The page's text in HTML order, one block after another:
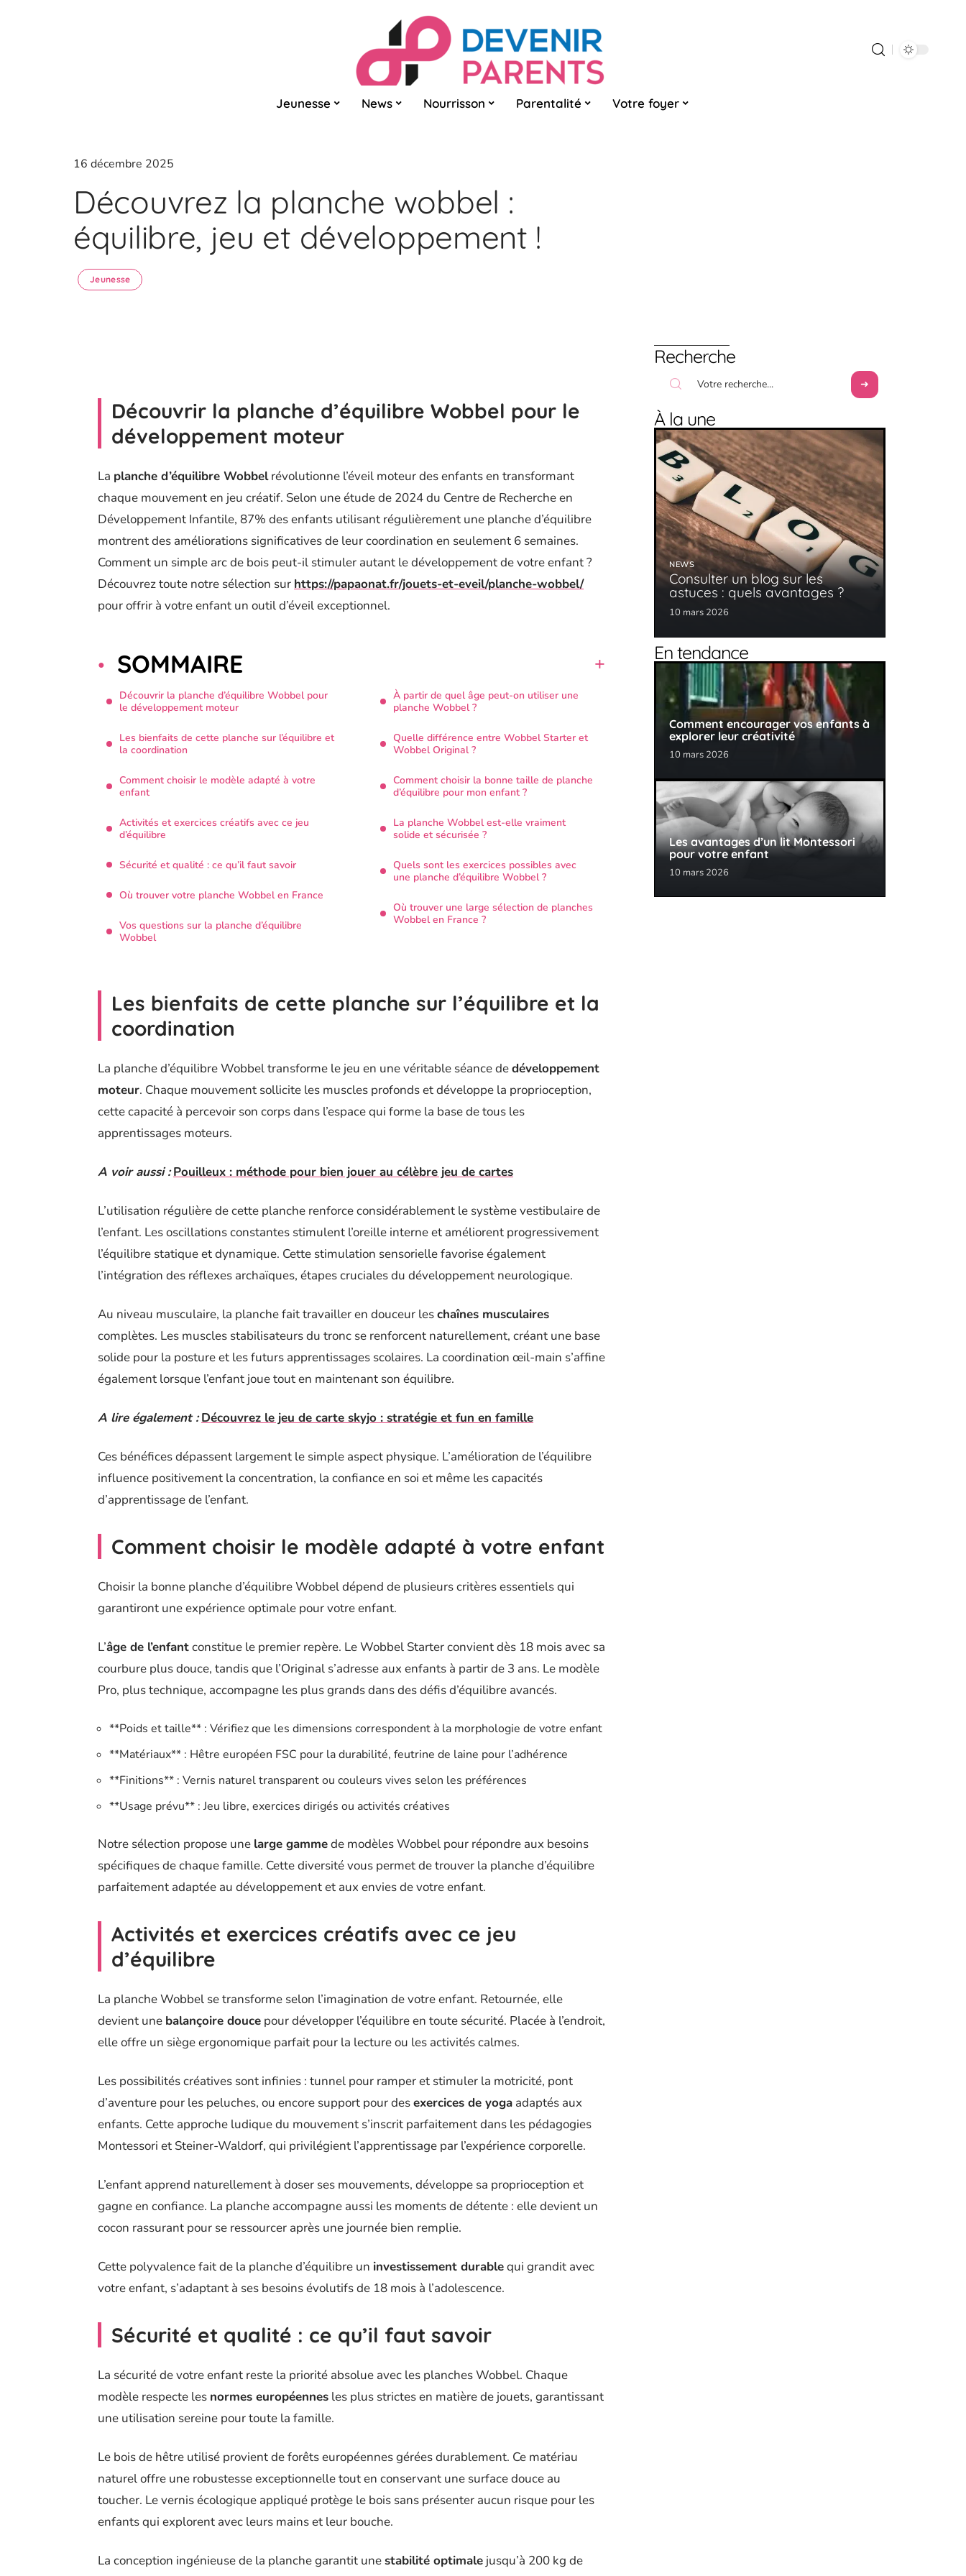
Jeunesse News Nourrisson Parentalité Votre foyer
16 décembre 2025
Découvrez la planche wobbel :
équilibre, jeu et développement !
Jeunesse
Découvrir la planche d’équilibre Wobbel pour le
développement moteur
La planche d’équilibre Wobbelrévolutionne l’éveil moteur des enfants en transformant
chaque mouvement en jeu créatif. Selon une étude de 2024 du Centre de Recherche en
Développement Infantile, 87% des enfants utilisant régulièrement une planche d’équilibre
montrent des améliorations significatives de leur coordination en seulement 6 semaines.
Comment un simple arc de bois peut-il stimuler autant le développement de votre enfant ?
Découvrez toute notre sélection sur https://papaonat.fr/jouets-et-eveil/planche-wobbel/
pour offrir à votre enfant un outil d’éveil exceptionnel.
SOMMAIRE
Découvrir la planche d’équilibre Wobbel pour
le développement moteur
Les bienfaits de cette planche sur l’équilibre et
la coordination
Comment choisir le modèle adapté à votre
enfant
Activités et exercices créatifs avec ce jeu
d’équilibre
Sécurité et qualité : ce qu’il faut savoir
Où trouver votre planche Wobbel en France
Vos questions sur la planche d’équilibre
Wobbel
À partir de quel âge peut-on utiliser une
planche Wobbel ?
Quelle différence entre Wobbel Starter et
Wobbel Original ?
Comment choisir la bonne taille de planche
d’équilibre pour mon enfant ?
La planche Wobbel est-elle vraiment
solide et sécurisée ?
Quels sont les exercices possibles avec
une planche d’équilibre Wobbel ?
Où trouver une large sélection de planches
Wobbel en France ?
Les bienfaits de cette planche sur l’équilibre et la
coordination
La planche d’équilibre Wobbel transforme le jeu en une véritable séance dedéveloppement
moteur. Chaque mouvement sollicite les muscles profonds et développe la proprioception,
cette capacité à percevoir son corps dans l’espace qui forme la base de tous les
apprentissages moteurs.
A voir aussi : Pouilleux : méthode pour bien jouer au célèbre jeu de cartes
L’utilisation régulière de cette planche renforce considérablement le système vestibulaire de
l’enfant. Les oscillations constantes stimulent l’oreille interne et améliorent progressivement
l’équilibre statique et dynamique. Cette stimulation sensorielle favorise également
l’intégration des réflexes archaïques, étapes cruciales du développement neurologique.
Au niveau musculaire, la planche fait travailler en douceur leschaînes musculaires
complètes. Les muscles stabilisateurs du tronc se renforcent naturellement, créant une base
solide pour la posture et les futurs apprentissages scolaires. La coordination œil-main s’affine
également lorsque l’enfant joue tout en maintenant son équilibre.
A lire également : Découvrez le jeu de carte skyjo : stratégie et fun en famille
Ces bénéfices dépassent largement le simple aspect physique. L’amélioration de l’équilibre
influence positivement la concentration, la confiance en soi et même les capacités
d’apprentissage de l’enfant.
Comment choisir le modèle adapté à votre enfant
Choisir la bonne planche d’équilibre Wobbel dépend de plusieurs critères essentiels qui
garantiront une expérience optimale pour votre enfant.
L’âge de l’enfantconstitue le premier repère. Le Wobbel Starter convient dès 18 mois avec sa
courbure plus douce, tandis que l’Original s’adresse aux enfants à partir de 3 ans. Le modèle
Pro, plus technique, accompagne les plus grands dans des défis d’équilibre avancés.
**Poids et taille** : Vérifiez que les dimensions correspondent à la morphologie de votre enfant
**Matériaux** : Hêtre européen FSC pour la durabilité, feutrine de laine pour l’adhérence
**Finitions** : Vernis naturel transparent ou couleurs vives selon les préférences
**Usage prévu** : Jeu libre, exercices dirigés ou activités créatives
Notre sélection propose une large gammede modèles Wobbel pour répondre aux besoins
spécifiques de chaque famille. Cette diversité vous permet de trouver la planche d’équilibre
parfaitement adaptée au développement et aux envies de votre enfant.
Activités et exercices créatifs avec ce jeu
d’équilibre
La planche Wobbel se transforme selon l’imagination de votre enfant. Retournée, elle
devient une balançoire douce pour développer l’équilibre en toute sécurité. Placée à l’endroit,
elle offre un siège ergonomique parfait pour la lecture ou les activités calmes.
Les possibilités créatives sont infinies : tunnel pour ramper et stimuler la motricité, pont
d’aventure pour les peluches, ou encore support pour desexercices de yoga adaptés aux
enfants. Cette approche ludique du mouvement s’inscrit parfaitement dans les pédagogies
Montessori et Steiner-Waldorf, qui privilégient l’apprentissage par l’expérience corporelle.
L’enfant apprend naturellement à doser ses mouvements, développe sa proprioception et
gagne en confiance. La planche accompagne aussi les moments de détente : elle devient un
cocon rassurant pour se ressourcer après une journée bien remplie.
Cette polyvalence fait de la planche d’équilibre un investissement durablequi grandit avec
votre enfant, s’adaptant à ses besoins évolutifs de 18 mois à l’adolescence.
Sécurité et qualité : ce qu’il faut savoir
La sécurité de votre enfant reste la priorité absolue avec les planches Wobbel. Chaque
modèle respecte les normes européennes les plus strictes en matière de jouets, garantissant
une utilisation sereine pour toute la famille.
Le bois de hêtre utilisé provient de forêts européennes gérées durablement. Ce matériau
naturel offre une robustesse exceptionnelle tout en conservant une surface douce au
toucher. Le vernis écologique appliqué protège le bois sans présenter aucun risque pour les
enfants qui explorent avec leurs mains et leur bouche.
La conception ingénieuse de la planche garantit unestabilité optimale jusqu’à 200 kg de
Recherche
À la une
NEWS
Consulter un blog sur les
astuces : quels avantages ?
10 mars 2026
En tendance
Comment encourager vos enfants à
explorer leur créativité
10 mars 2026
Les avantages d’un lit Montessori
pour votre enfant
10 mars 2026